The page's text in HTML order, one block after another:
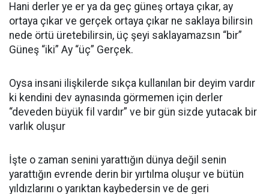
Hani derler ye er ya da geç güneş ortaya çıkar, ay
ortaya çıkar ve gerçek ortaya çıkar ne saklaya bilirsin
nede örtü üretebilirsin, üç şeyi saklayamazsın “bir”
Güneş “iki” Ay “üç” Gerçek.
Oysa insani ilişkilerde sıkça kullanılan bir deyim vardır
ki kendini dev aynasında görmemen için derler
“deveden büyük fil vardır” ve bir gün sizde yutacak bir
varlık oluşur
İşte o zaman senini yarattığın dünya değil senin
yarattığın evrende derin bir yırtılma oluşur ve bütün
yıldızlarını o yarıktan kaybedersin ve de geri